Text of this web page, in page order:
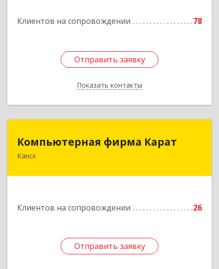
Клиентов на сопровождении 78
Отправить заявку
Показать контакты
Отправить заявку
Назад
Компьютерная фирма Карат
Канск
Клиентов на сопровождении 26
Отправить заявку
Компьютерная фирма Карат
Отправить заявку